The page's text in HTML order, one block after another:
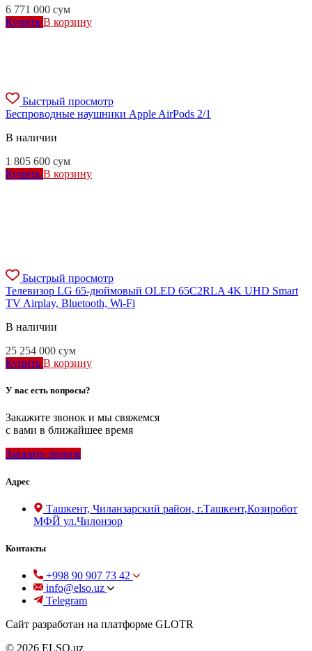
6 771 000 сум
Купить В корзину
Быстрый просмотр
Беспроводные наушники Apple AirPods 2/1
В наличии
1 805 600 сум
Купить В корзину
Быстрый просмотр
Телевизор LG 65-дюймовый OLED 65C2RLA 4K UHD Smart
TV Airplay, Bluetooth, Wi-Fi
В наличии
25 254 000 сум
Купить В корзину
У вас есть вопросы?
Закажите звонок и мы свяжемся
с вами в ближайшее время
Заказать звонок
Адрес
Ташкент, Чиланзарский район, г.Ташкент,Козиробот
МФЙ ул.Чилонзор
Контакты
+998 90 907 73 42
info@elso.uz
Telegram
Сайт разработан на платформе GLOTR
© 2026 ELSO.uz